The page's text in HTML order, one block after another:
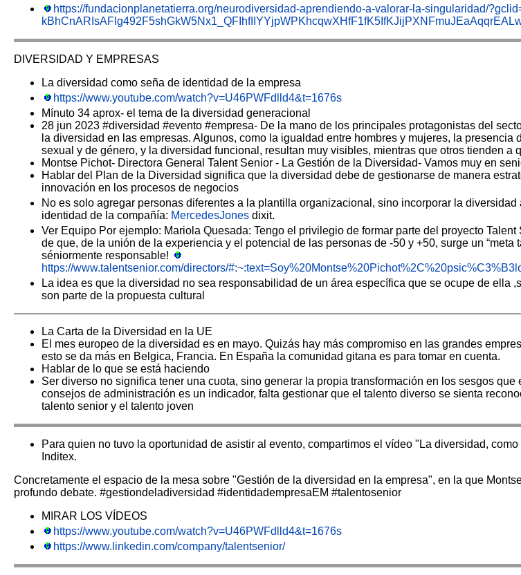
https://fundacionplanetatierra.org/neurodiversidad-aprendiendo-a-valorar-la-singularidad/
DIVERSIDAD Y EMPRESAS
La diversidad como seña de identidad de la empresa
https://www.youtube.com/watch?v=U46PWFdlld4&t=1676s
Mínuto 34 aprox- el tema de la diversidad generacional
28 jun 2023 #diversidad #evento #empresa- De la mano de los principales protagonistas del
la diversidad en las empresas. Algunos, como la igualdad entre hombres y mujeres, la
sexual y de género, y la diversidad funcional, resultan muy visibles, mientras que otros tienden a
Montse Pichot- Directora General Talent Senior - La Gestión de la Diversidad- Vamos muy en
Hablar del Plan de la Diversidad significa que la diversidad debe de gestionarse de manera
innovación en los procesos de negocios
No es solo agregar personas diferentes a la plantilla organizacional, sino incorporar la
identidad de la compañía: MercedesJones dixit.
Ver Equipo Por ejemplo: Mariola Quesada: Tengo el privilegio de formar parte del proyecto
de que, de la unión de la experiencia y el potencial de las personas de -50 y +50, surge un
séniormente responsable!
https://www.talentsenior.com/directors/
La idea es que la diversidad no sea responsabilidad de un área específica que se ocupe de
son parte de la propuesta cultural
La Carta de la Diversidad en la UE
El mes europeo de la diversidad es en mayo. Quizás hay más compromiso en las grandes
esto se da más en Belgica, Francia. En España la comunidad gitana es para tomar en cuenta.
Hablar de lo que se está haciendo
Ser diverso no significa tener una cuota, sino generar la propia transformación en los sesgos
consejos de administración es un indicador, falta gestionar que el talento diverso se sienta
talento senior y el talento joven
Para quien no tuvo la oportunidad de asistir al evento, compartimos el vídeo "La diversidad,
Inditex.
Concretamente el espacio de la mesa sobre "Gestión de la diversidad en la empresa", en la que
profundo debate. #gestiondeladiversidad #identidadempresaEM #talentosenior
MIRAR LOS VÍDEOS
https://www.youtube.com/watch?v=U46PWFdlld4&t=1676s
https://www.linkedin.com/company/talentsenior/